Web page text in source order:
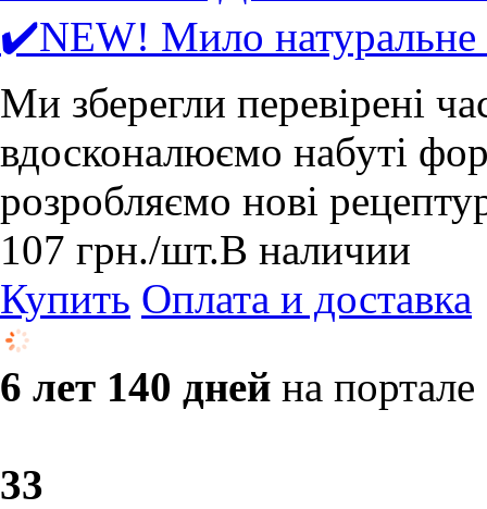
✔️NEW! Мило
Ми зберегли перевірені
вдосконалюємо набуті
розробляємо нові
107 грн./шт.В наличии
Купить Оплата и доставка
6 лет 140 дней на портале
33